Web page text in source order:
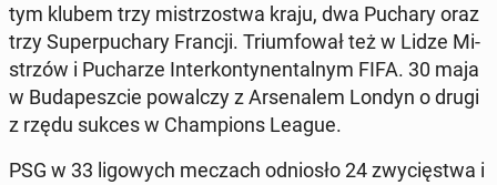
tym klubem trzy mi­strzo­stwa kraju, dwa Puchary oraz
trzy Su­per­pu­cha­ry Francji. Trium­fo­wał też w Lidze Mi­
strzów i Pu­cha­rze In­ter­kon­ty­nen­tal­nym FIFA. 30 maja
w Bu­da­pesz­cie po­wal­czy z Ar­se­na­lem Londyn o drugi
z rzędu sukces w Cham­pions League.
PSG w 33 li­go­wych meczach od­nio­sło 24 zwy­cię­stwa i